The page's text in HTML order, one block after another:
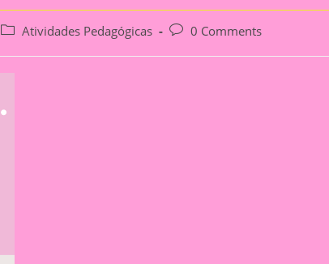
PostAtividades Pedagógicas
Post0 Comments